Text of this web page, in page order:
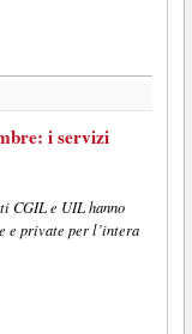
i servizi
CGIL e UIL hanno
e private per l’intera